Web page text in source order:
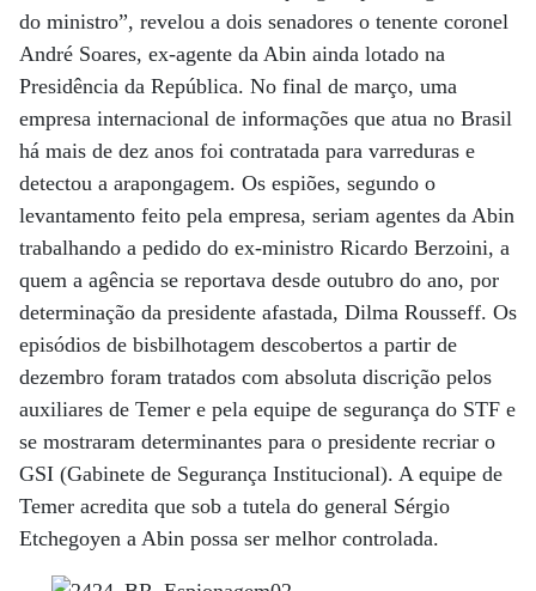
do ministro”, revelou a dois senadores o tenente coronel
André Soares, ex-agente da Abin ainda lotado na
Presidência da República. No final de março, uma
empresa internacional de informações que atua no Brasil
há mais de dez anos foi contratada para varreduras e
detectou a arapongagem. Os espiões, segundo o
levantamento feito pela empresa, seriam agentes da Abin
trabalhando a pedido do ex-ministro Ricardo Berzoini, a
quem a agência se reportava desde outubro do ano, por
determinação da presidente afastada, Dilma Rousseff. Os
episódios de bisbilhotagem descobertos a partir de
dezembro foram tratados com absoluta discrição pelos
auxiliares de Temer e pela equipe de segurança do STF e
se mostraram determinantes para o presidente recriar o
GSI (Gabinete de Segurança Institucional). A equipe de
Temer acredita que sob a tutela do general Sérgio
Etchegoyen a Abin possa ser melhor controlada.